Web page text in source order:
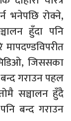
भनेपछि रोक्ने,
हुँदा पनि
जिससका
बन्द गराउन पहल
सञ्चालन हुँदै
बन्द गराउन